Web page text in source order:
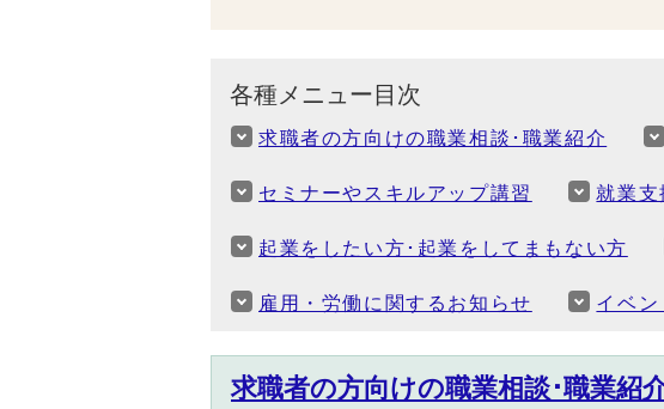
各種メニュー目次
求職者の方向けの職業相談･職業紹介
セミナーやスキルアップ講習 就業支
起業をしたい方･起業をしてまもない方
雇用・労働に関するお知らせ イベン
求職者の方向けの職業相談･職業紹